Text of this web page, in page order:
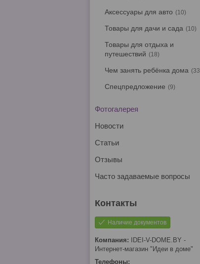
Аксессуары для авто 10
Товары для дачи и сада 10
Товары для отдыха и
путешествий
18
Чем занять ребёнка дома 33
Спецпредложение 9
Фотогалерея
Новости
Статьи
Отзывы
Часто задаваемые вопросы
Наличие документов
IDEI-V-DOME.BY -
Интернет-магазин "Идеи в доме"